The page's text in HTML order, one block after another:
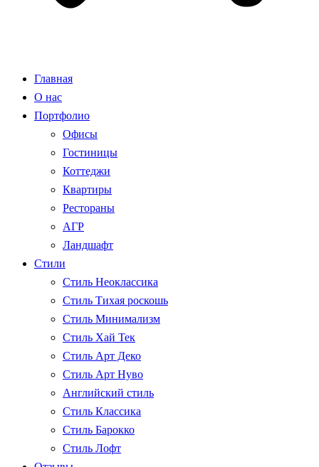
Главная
О нас
Портфолио
Офисы
Гостиницы
Коттеджи
Квартиры
Рестораны
АГР
Ландшафт
Стили
Стиль Неоклассика
Стиль Тихая роскошь
Стиль Минимализм
Стиль Хай Тек
Стиль Арт Деко
Стиль Арт Нуво
Английский стиль
Стиль Классика
Стиль Барокко
Стиль Лофт